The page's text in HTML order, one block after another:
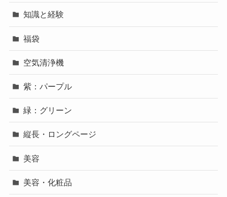
知識と経験
福袋
空気清浄機
紫：パープル
緑：グリーン
縦長・ロングページ
美容
美容・化粧品